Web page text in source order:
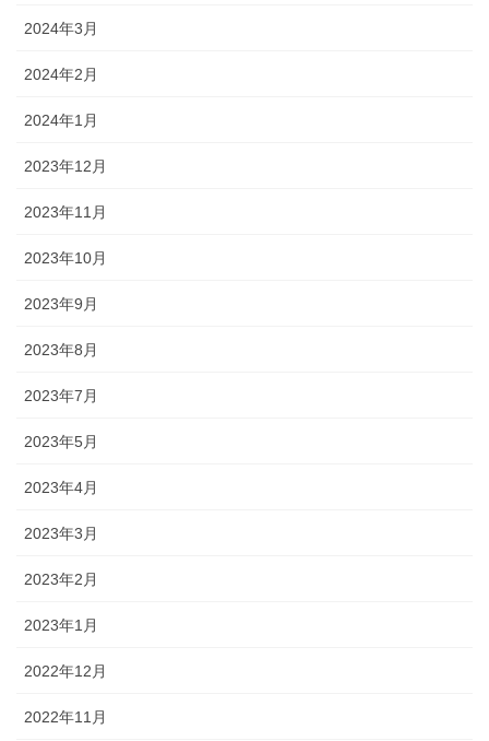
2024年3月
2024年2月
2024年1月
2023年12月
2023年11月
2023年10月
2023年9月
2023年8月
2023年7月
2023年5月
2023年4月
2023年3月
2023年2月
2023年1月
2022年12月
2022年11月